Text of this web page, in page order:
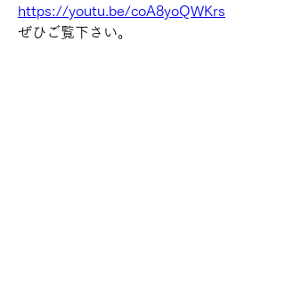
https://youtu.be/coA8yoQWKrs
ぜひご覧下さい。